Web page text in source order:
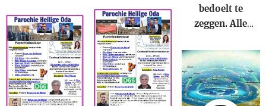
bedoelt te
zeggen. Alle
van Prins
Bernhard (Jr.)
zijn in beslag
genomen door
moeten
verkondigen
als onderdeel
van hun
satanische
geloof: